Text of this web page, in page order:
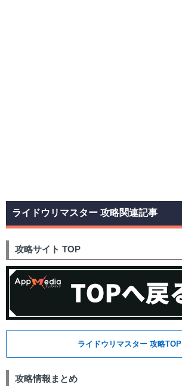
ライドウリマスター 攻略関連記事
攻略サイト TOP
ライドウリマスター 攻略TOP
攻略情報まとめ